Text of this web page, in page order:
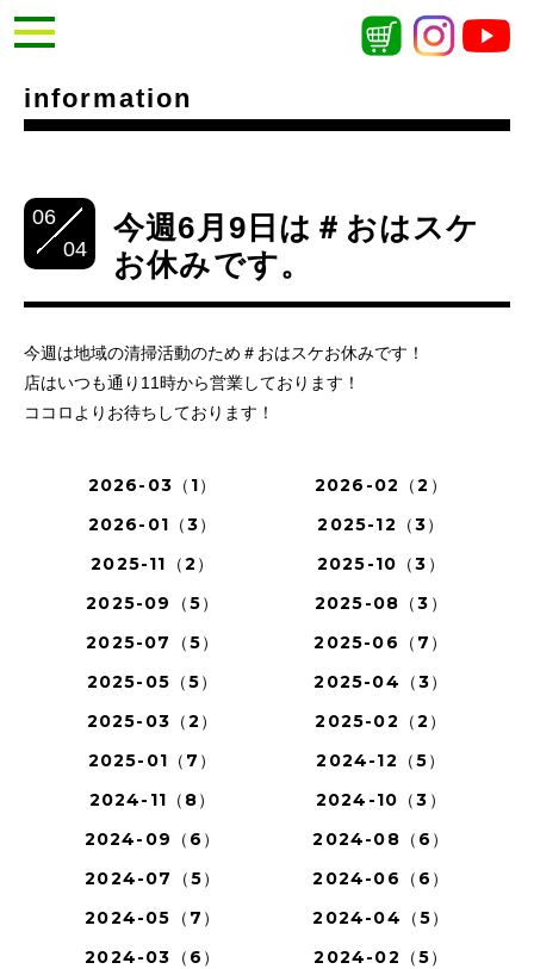
information
06
04
今週6月9日は＃おはスケ
お休みです。
今週は地域の清掃活動のため＃おはスケお休みです！
店はいつも通り11時から営業しております！
ココロよりお待ちしております！
2026-03（1）
2026-02（2）
2026-01（3）
2025-12（3）
2025-11（2）
2025-10（3）
2025-09（5）
2025-08（3）
2025-07（5）
2025-06（7）
2025-05（5）
2025-04（3）
2025-03（2）
2025-02（2）
2025-01（7）
2024-12（5）
2024-11（8）
2024-10（3）
2024-09（6）
2024-08（6）
2024-07（5）
2024-06（6）
2024-05（7）
2024-04（5）
2024-03（6）
2024-02（5）